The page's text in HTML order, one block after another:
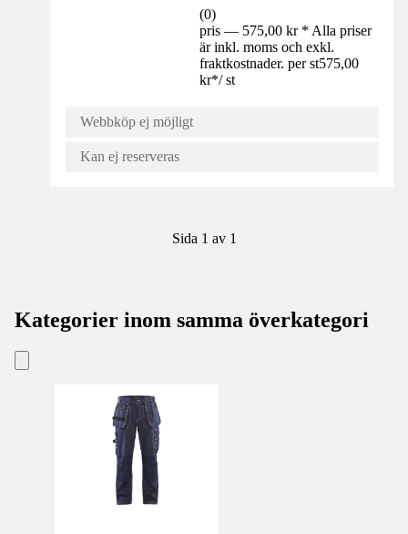
(0)
pris — 575,00 kr * Alla priser
är inkl. moms och exkl.
fraktkostnader. per st575,00
kr*/ st
Webbköp ej möjligt
Kan ej reserveras
Sida 1 av 1
Kategorier inom samma överkategori